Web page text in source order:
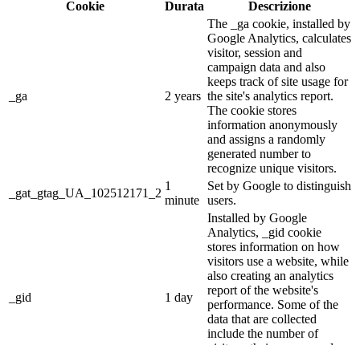
Cookie
Durata Descrizione
_ga 2 years
The _ga cookie, installed by
Google Analytics, calculates
visitor, session and
campaign data and also
keeps track of site usage for
the site's analytics report.
The cookie stores
information anonymously
and assigns a randomly
generated number to
recognize unique visitors.
_gat_gtag_UA_102512171_2
1
minute
Set by Google to distinguish
users.
_gid 1 day
Installed by Google
Analytics, _gid cookie
stores information on how
visitors use a website, while
also creating an analytics
report of the website's
performance. Some of the
data that are collected
include the number of